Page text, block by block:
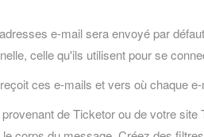
e-mail sera envoyé par
celle qu'ils utilisent pour se
ces e-mails et vers où chaque
de Ticketor ou de votre